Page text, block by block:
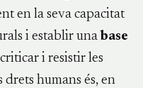
en la seva capacitat
i establir una base
i resistir les
drets humans és, en